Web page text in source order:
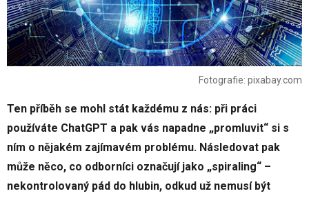
Fotografie: pixabay.com
Ten příběh se mohl stát každému z nás: při práci
používáte ChatGPT a pak vás napadne „promluvit“ si s
ním o nějakém zajímavém problému. Následovat pak
může něco, co odborníci označují jako „spiraling“ –
nekontrolovaný pád do hlubin, odkud už nemusí být